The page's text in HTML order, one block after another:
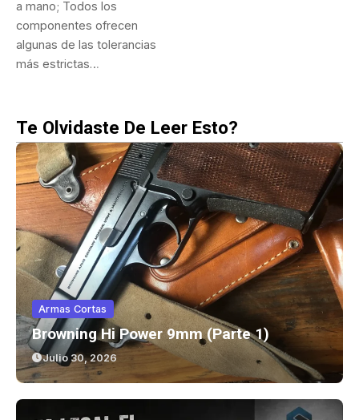
a mano; Todos los
componentes ofrecen
algunas de las tolerancias
más estrictas…
Te Olvidaste De Leer Esto?
Armas Cortas
Browning Hi Power 9mm (parte 1)
Julio 30, 2026